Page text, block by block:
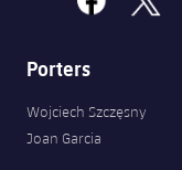
Porters
Wojciech Szczęsny
Joan Garcia